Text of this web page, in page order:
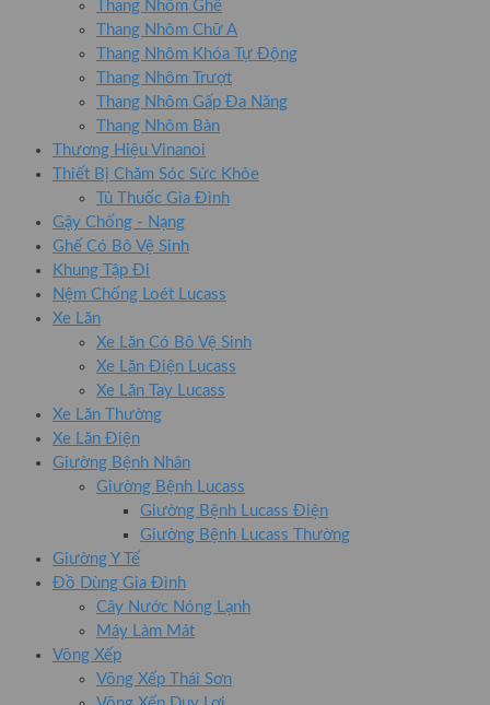
Thang Nhôm Ghế
Thang Nhôm Chữ A
Thang Nhôm Khóa Tự Động
Thang Nhôm Trượt
Thang Nhôm Gấp Đa Năng
Thang Nhôm Bàn
Thương Hiệu Vinanoi
Thiết Bị Chăm Sóc Sức Khỏe
Tủ Thuốc Gia Đình
Gậy Chống - Nạng
Ghế Có Bô Vệ Sinh
Khung Tập Đi
Nệm Chống Loét Lucass
Xe Lăn
Xe Lăn Có Bô Vệ Sinh
Xe Lăn Điện Lucass
Xe Lăn Tay Lucass
Xe Lăn Thường
Xe Lăn Điện
Giường Bệnh Nhân
Giường Bệnh Lucass
Giường Bệnh Lucass Điện
Giường Bệnh Lucass Thường
Giường Y Tế
Đồ Dùng Gia Đình
Cây Nước Nóng Lạnh
Máy Làm Mát
Võng Xếp
Võng Xếp Thái Sơn